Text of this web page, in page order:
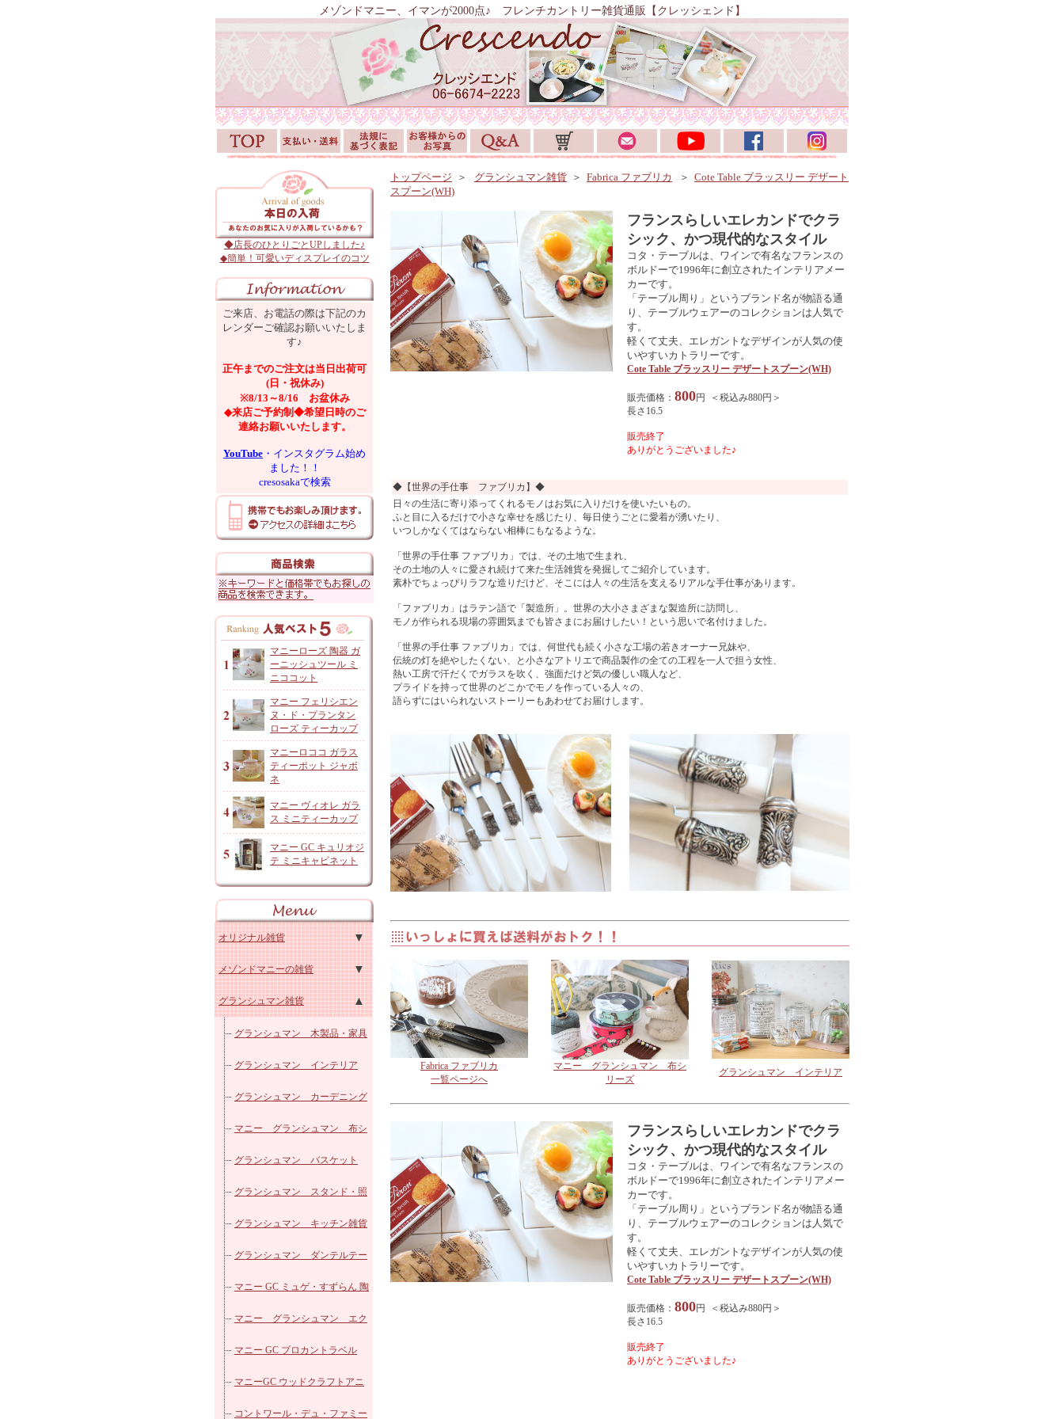
メゾンドマニー、イマンが2000点♪ フレンチカントリー雑貨通販【クレッシェンド】
◆店長のひとりごとUPしました♪
◆簡単！可愛いディスプレイのコツ
ご来店、お電話の際は下記のカ
レンダーご確認お願いいたしま
す♪
正午までのご注文は当日出荷可
(日・祝休み)
※8/13～8/16 お盆休み
◆来店ご予約制◆希望日時のご
連絡お願いいたします。
YouTube ・インスタグラム始め
ました！！
cresosakaで検索
マニーローズ 陶器 ガ
ーニッシュツール ミ
ニココット
マニー フェリシエン
ヌ・ド・プランタン
ローズ ティーカップ
マニーロココ ガラス
ティーポット ジャボ
ネ
マニー ヴィオレ ガラ
ス ミニティーカップ
マニー GC キュリオジ
テ ミニキャビネット
オリジナル雑貨
アンジャルダンロゼ
オリジナルコットン雑貨
レースドイリーなど
パッチワークシリーズ
カフェカーテン
ヴィクトリアシリーズ
ローズ柄カットクロス
メゾンドマニーの雑貨
マニー ローズ 陶器キッチン
マニー ローズ 陶器その他
マニー ローズ ホーロー
マニー ローズ ガラス他
マニー エトフモチーフ ロー
ズ
マニー レールデュロココ陶器
マニー レールデュロココホー
ロー
マニー レールデュロココ ガ
ラス
マニー ステンシルローズ 陶
器
マニー ブルーローズ シリーズ
マニー ノンブルシリーズ
マニー プチメゾン陶器
マニー バンドゥメール
マニー プティ タンジュ
グランシュマン雑貨
グランシュマン 木製品・家具
グランシュマン インテリア
グランシュマン カーデニング
雑貨
マニー グランシュマン 布シ
リーズ
グランシュマン バスケット
グランシュマン スタンド・照
明器具
グランシュマン キッチン雑貨
グランシュマン ダンテルテー
ブルウェア
マニー GC ミュゲ・すずらん 陶
器
マニー グランシュマン エク
リュ
マニー GC ブロカントラベル
マニーGC ウッドクラフトアニ
マル
コントワール・デュ・ファミー
トップページ ＞ グランシュマン雑貨 ＞ Fabrica ファブリカ ＞ Cote Table ブラッスリー デザート
スプーン(WH)
フランスらしいエレカンドでクラ
シック、かつ現代的なスタイル
コタ・テーブルは、ワインで有名なフランスの
ボルドーで1996年に創立されたインテリアメー
カーです。
「テーブル周り」というブランド名が物語る通
り、テーブルウェアーのコレクションは人気で
す。
軽くて丈夫、エレガントなデザインが人気の使
いやすいカトラリーです。
Cote Table ブラッスリー デザートスプーン(WH)
販売価格： 800円 ＜税込み880円＞
長さ16.5
販売終了
ありがとうございました♪
◆【世界の手仕事 ファブリカ】◆
日々の生活に寄り添ってくれるモノはお気に入りだけを使いたいもの。
ふと目に入るだけで小さな幸せを感じたり、毎日使うごとに愛着が湧いたり、
いつしかなくてはならない相棒にもなるような。
「世界の手仕事 ファブリカ」では、その土地で生まれ、
その土地の人々に愛され続けて来た生活雑貨を発掘してご紹介しています。
素朴でちょっぴりラフな造りだけど、そこには人々の生活を支えるリアルな手仕事があります。
「ファブリカ」はラテン語で「製造所」。世界の大小さまざまな製造所に訪問し、
モノが作られる現場の雰囲気までも皆さまにお届けしたい！という思いで名付けました。
「世界の手仕事 ファブリカ」では、何世代も続く小さな工場の若きオーナー兄妹や、
伝統の灯を絶やしたくない、と小さなアトリエで商品製作の全ての工程を一人で担う女性、
熱い工房で汗だくでガラスを吹く、強面だけど気の優しい職人など、
プライドを持って世界のどこかでモノを作っている人々の、
語らずにはいられないストーリーもあわせてお届けします。
Fabrica ファブリカ
一覧ページへ
マニー グランシュマン 布シ
リーズ
グランシュマン インテリア
フランスらしいエレカンドでクラ
シック、かつ現代的なスタイル
コタ・テーブルは、ワインで有名なフランスの
ボルドーで1996年に創立されたインテリアメー
カーです。
「テーブル周り」というブランド名が物語る通
り、テーブルウェアーのコレクションは人気で
す。
軽くて丈夫、エレガントなデザインが人気の使
いやすいカトラリーです。
Cote Table ブラッスリー デザートスプーン(WH)
販売価格： 800円 ＜税込み880円＞
長さ16.5
販売終了
ありがとうございました♪